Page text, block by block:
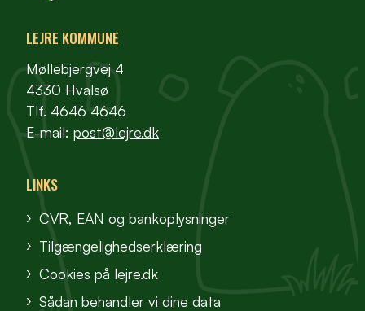
LEJRE KOMMUNE
Møllebjergvej 4
4330 Hvalsø
Tlf. 4646 4646
E-mail: post@lejre.dk
LINKS
CVR, EAN og bankoplysninger
Tilgængelighedserklæring
Cookies på lejre.dk
Sådan behandler vi dine data